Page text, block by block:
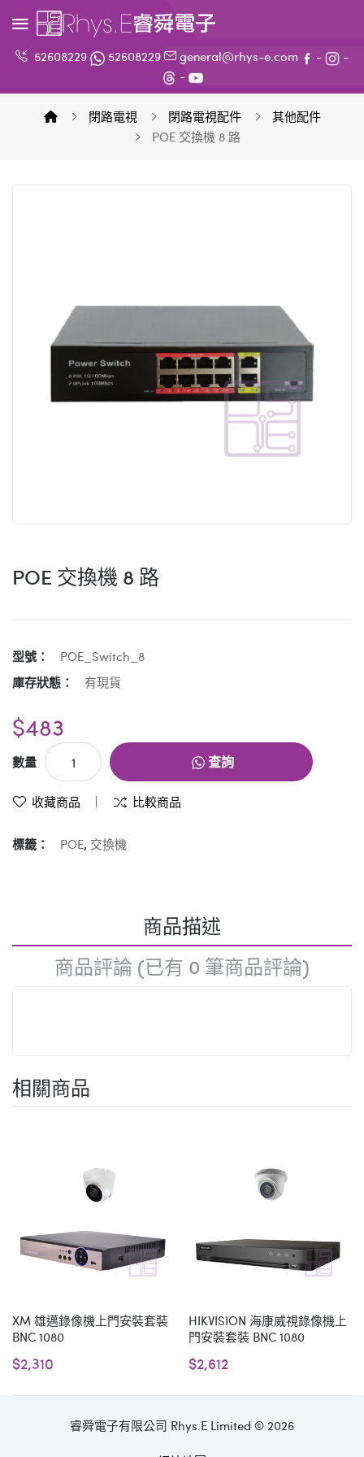
52608229 52608229 general@rhys-e.com -
-
-
閉路電視 閉路電視配件
其他配件
POE 交換機 8 路
POE 交換機 8 路
型號：
POE_Switch_8
庫存狀態：
有現貨
$483
數量 查詢
收藏商品 比較商品
標籤： POE, 交換機
商品描述
商品評論 (已有 0 筆商品評論)
相關商品
XM 雄邁錄像機上門安裝套裝
BNC 1080
$2,310
HIKVISION 海康威視錄像機上
門安裝套裝 BNC 1080
$2,612
睿舜電子有限公司 Rhys.E Limited © 2026